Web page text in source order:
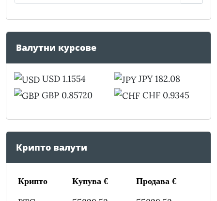
Валутни курсове
USD 1.1554
GBP 0.85720
JPY 182.08
CHF 0.9345
Крипто валути
Крипто Купува € Продава €